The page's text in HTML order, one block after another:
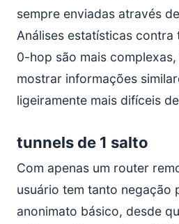
sempre enviadas através
Análises estatísticas contra
0-hop são mais
mostrar informações
ligeiramente mais difíceis
tunnels de 1 salto
Com apenas um router
usuário tem tanto negação
anonimato básico, desde